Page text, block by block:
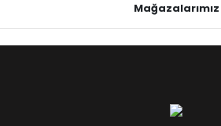
Mağazalarımız